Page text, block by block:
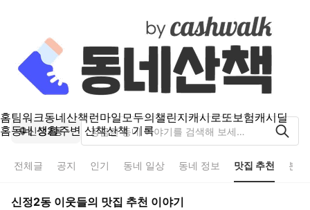
홈팀워크동네산책런마일모두의챌린지캐시로또보험캐시딜
홈동네 생활주변 산책산책 기록
신정2동
전체글 공지 인기 동네 일상 동네 정보 맛집 추천 분
신정2동 이웃들의 맛집 추천 이야기